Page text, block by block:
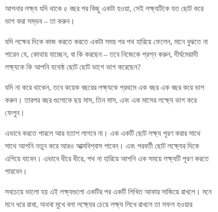
আপনার লক্ষ্য যদি থাকে ৫ বছর পর কিছু একটা হওয়া, সেই লক্ষ্যটিকে যত ছোট করে
ভাগ করা সম্ভব – তা করুন।
যদি লক্ষের দিকে কাজ করতে করতে একটা সময় পর পথ হারিয়ে ফেলেন, মানে বুঝতে না
পারেন যে, কোথায় যাচ্ছেন, বা কি করছেন – তবে নিজেকে প্রশ্ন করুন, দীর্ঘমেয়াদী
লক্ষ্যকে কি আপনি যথেষ্ঠ ছোট ছোট ভাগে ভাগ করেছেন?
যদি না করে থাকেন, তবে কয়েক বছরের লক্ষ্যকে প্রথমে এক বছর এক বছর করে ভাগ
করুন। তারপর বছর গুলোকে ছয় মাস, তিন মাস, এবং এক মাসের লক্ষ্যে ভাগ করে
ফেলুন।
এভাবে করতে পারলে আর হতাশ লাগবে না। এক একটি ছোট লক্ষ্য পূরণ করার সাথে
সাথে আপনি নতুন করে আরও আত্মবিশ্বাস পাবেন। এবং পরবর্তী ছোট লক্ষ্যের দিকে
এগিয়ে যাবেন। এভাবে ধীরে ধীরে, পথ না হারিয়ে আপনি এক সময়ে লক্ষ্যটি পূরণ করতে
পারবেন।
সবচেয়ে ভালো হয় এই লক্ষ্যগুলো একটির পর একটি লিখিত আকার সাজিয়ে রাখলে। মনে
মনে ধরে রাখা, অথবা মুখে বলা লক্ষ্যের চেয়ে লক্ষ্য লিখে রাখলে তা সফল হওয়ার